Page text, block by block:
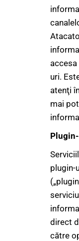
uri.
atenţi
mai
plugin-
direct
către